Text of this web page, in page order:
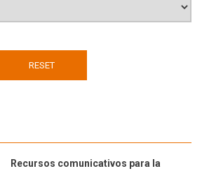
Recursos comunicativos para la